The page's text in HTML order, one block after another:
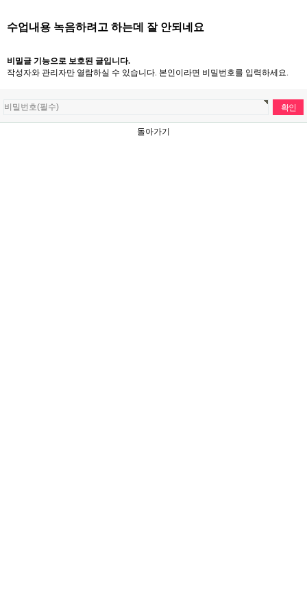
수업내용 녹음하려고 하는데 잘 안되네요
비밀글 기능으로 보호된 글입니다.
작성자와 관리자만 열람하실 수 있습니다. 본인이라면 비밀번호를 입력하세요.
돌아가기